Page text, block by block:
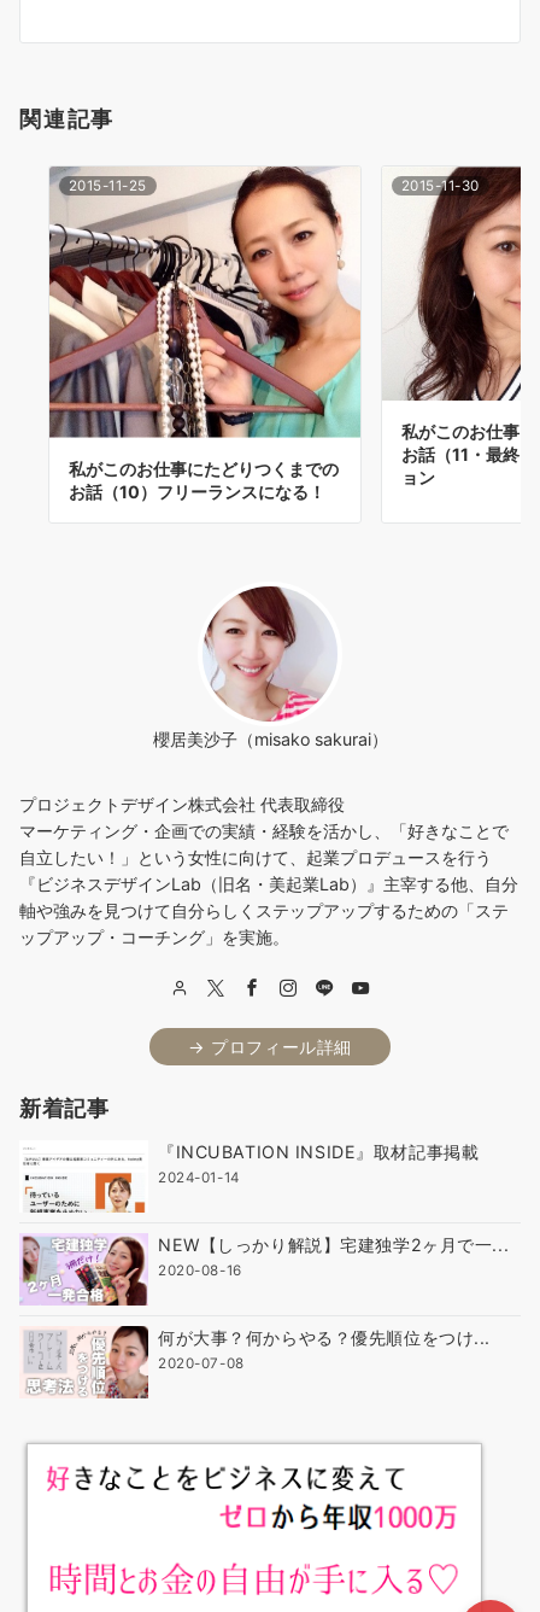
シ
ン
関連記事
2015-11-25
私がこのお仕事にたどりつくまでの
お話（10）フリーランスになる！
2015-11-30
私がこのお仕事
お話（11・最終
ョン
櫻居美沙子（misako sakurai）
プロジェクトデザイン株式会社 代表取締役
マーケティング・企画での実績・経験を活かし、「好きなことで
自立したい！」という女性に向けて、起業プロデュースを行う
『ビジネスデザインLab（旧名・美起業Lab）』主宰する他、自分
軸や強みを見つけて自分らしくステップアップするための「ステ
ップアップ・コーチング」を実施。
→ プロフィール詳細
新着記事
『INCUBATION INSIDE』取材記事掲載
2024-01-14
NEW【しっかり解説】宅建独学2ヶ月で一...
2020-08-16
何が大事？何からやる？優先順位をつけ...
2020-07-08